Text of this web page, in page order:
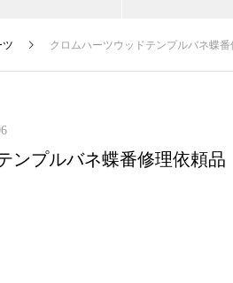
Gucci shwood
ツ クロムハーツウッドテンプルバネ蝶
ンプルバネ蝶番修理依頼品